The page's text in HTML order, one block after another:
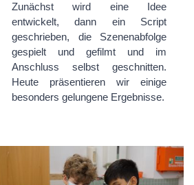
Zunächst wird eine Idee
entwickelt, dann ein Script
geschrieben, die Szenenabfolge
gespielt und gefilmt und im
Anschluss selbst geschnitten.
Heute präsentieren wir einige
besonders gelungene Ergebnisse.